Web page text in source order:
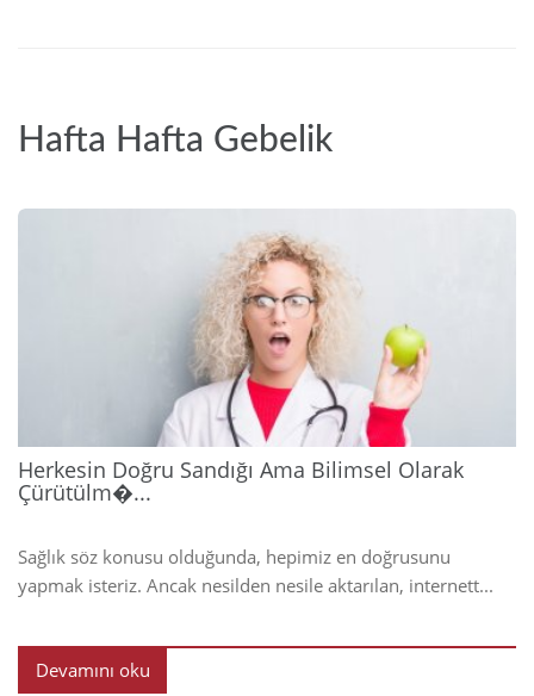
Hafta Hafta Gebelik
Herkesin Doğru Sandığı Ama Bilimsel Olarak
Çürütülm�...
Sağlık söz konusu olduğunda, hepimiz en doğrusunu
yapmak isteriz. Ancak nesilden nesile aktarılan, internett...
Devamını oku